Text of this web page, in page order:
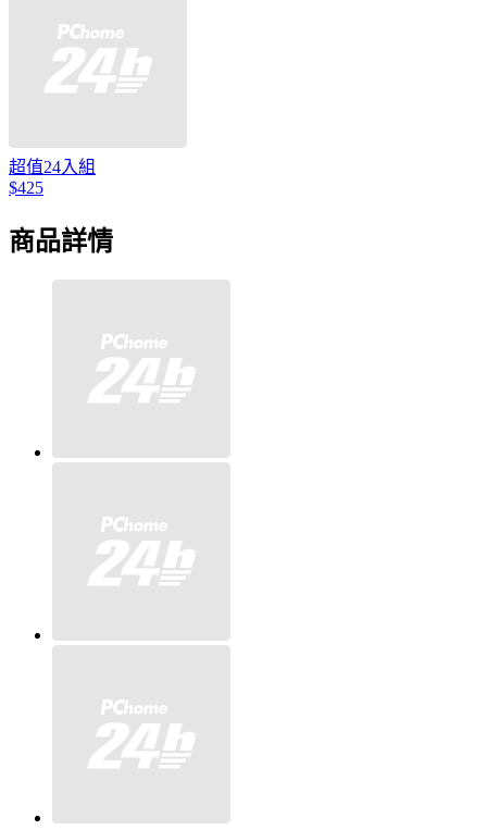
超值24入組
$425
商品詳情